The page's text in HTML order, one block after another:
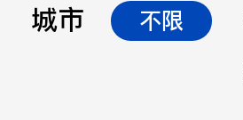
城市 不限